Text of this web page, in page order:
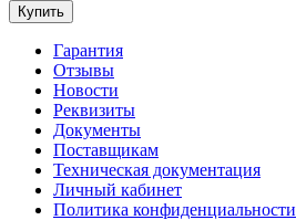
Купить
Гарантия
Отзывы
Новости
Реквизиты
Документы
Поставщикам
Техническая документация
Личный кабинет
Политика конфиденциальности